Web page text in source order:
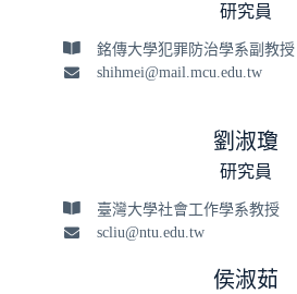
研究員
銘傳大學犯罪防治學系副教授
shihmei@mail.mcu.edu.tw
劉淑瓊
研究員
臺灣大學社會工作學系教授
scliu@ntu.edu.tw
侯淑茹